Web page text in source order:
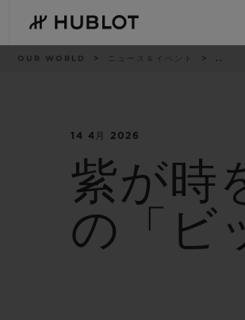
main
content
パ
OUR WORLD ニュース＆イベント ..
14 4月 2026
紫が時
の「ビ
最近の検索
最近の検索はありません